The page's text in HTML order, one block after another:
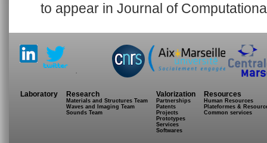
to appear in Journal of
Laboratory Research
Materials and Structures Team
Waves and Imaging Team
Sounds Team
Valorization
Partnerships
Patents
Projects
Prototypes
Services
Softwares
Resources
Human Resources
Plateformes &
Common services